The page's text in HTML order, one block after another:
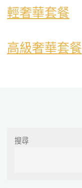
輕奢華套餐
高級奢華套餐
搜尋